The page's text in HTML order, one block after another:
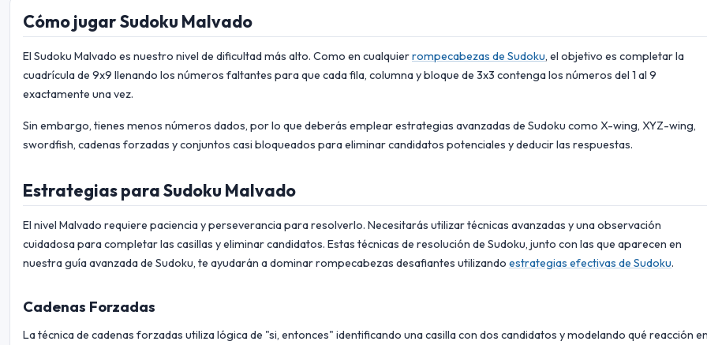
Cómo jugar Sudoku Malvado
El Sudoku Malvado es nuestro nivel de dificultad más alto. Como en cualquierrompecabezas de Sudoku, el objetivo es completar la
cuadrícula de 9x9 llenando los números faltantes para que cada fila, columna y bloque de 3x3 contenga los números del 1 al 9
exactamente una vez.
Sin embargo, tienes menos números dados, por lo que deberás emplear estrategias avanzadas de Sudoku como X-wing, XYZ-wing,
swordfish, cadenas forzadas y conjuntos casi bloqueados para eliminar candidatos potenciales y deducir las respuestas.
Estrategias para Sudoku Malvado
El nivel Malvado requiere paciencia y perseverancia para resolverlo. Necesitarás utilizar técnicas avanzadas y una observación
cuidadosa para completar las casillas y eliminar candidatos. Estas técnicas de resolución de Sudoku, junto con las que aparecen en
nuestra guía avanzada de Sudoku, te ayudarán a dominar rompecabezas desafiantes utilizando estrategias efectivas de Sudoku.
Cadenas Forzadas
La técnica de cadenas forzadas utiliza lógica de "si, entonces" identificando una casilla con dos candidatos y modelando qué reacción